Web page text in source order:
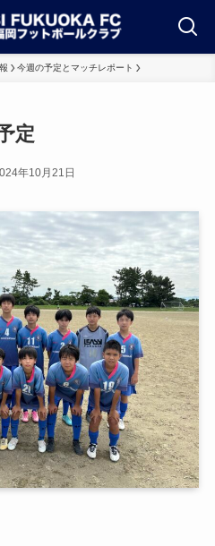
今週の予定とマッチレポート
定
年10月21日